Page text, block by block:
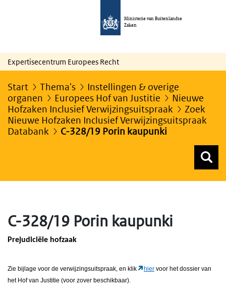
Ministerie van Buitenlandse
Zaken
Expertisecentrum Europees Recht
Start Thema's
Instellingen & overige
organen
Europees Hof van Justitie
Nieuwe
Hofzaken Inclusief Verwijzingsuitspraak
Zoek
Nieuwe Hofzaken Inclusief Verwijzingsuitspraak
Databank
C-328/19 Porin kaupunki
C-328/19 Porin kaupunki
Prejudiciële hofzaak
Zie bijlage voor de verwijzingsuitspraak, en klik hier voor het dossier van
het Hof van Justitie (voor zover beschikbaar).